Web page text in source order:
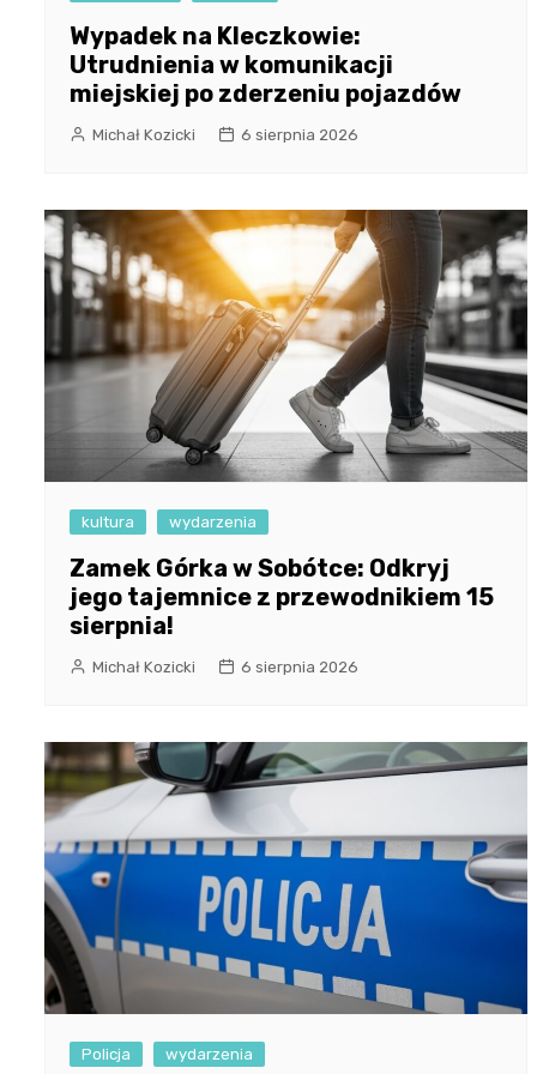
Wypadek na Kleczkowie:
Utrudnienia w komunikacji
miejskiej po zderzeniu pojazdów
Michał Kozicki 6 sierpnia 2026
kultura wydarzenia
Zamek Górka w Sobótce: Odkryj
jego tajemnice z przewodnikiem 15
sierpnia!
Michał Kozicki 6 sierpnia 2026
Policja wydarzenia